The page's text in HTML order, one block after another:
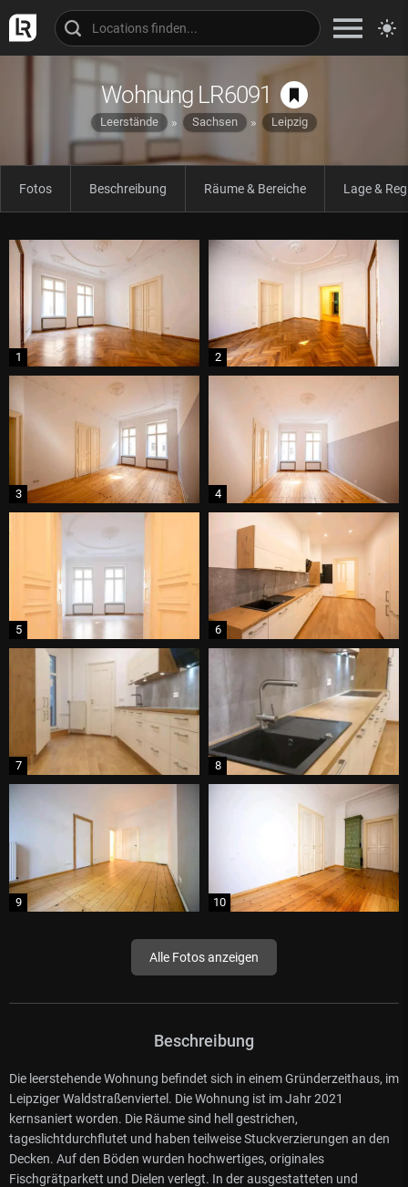
Wohnung LR6091
Leerstände Sachsen Leipzig
Fotos Beschreibung Räume & Bereiche Lage &
Alle Fotos anzeigen
Beschreibung
Die leerstehende Wohnung befindet sich in einem Gründerzeithaus, im
Leipziger Waldstraßenviertel. Die Wohnung ist im Jahr 2021
kernsaniert worden. Die Räume sind hell gestrichen,
tageslichtdurchflutet und haben teilweise Stuckverzierungen an den
Decken. Auf den Böden wurden hochwertiges, originales
Fischgrätparkett und Dielen verlegt. In der ausgestatteten und